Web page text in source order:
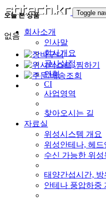
Toggle
회사소개
인사말
회사개요
공사실적
연혁
CI
사업영역
찾아오시는 길
자료실
위성시스템 개요
위성안테나, 헤드
수신 가능한 위성
태양간섭시간, 방
안테나 풍압하중
오늘 본 상품
없음